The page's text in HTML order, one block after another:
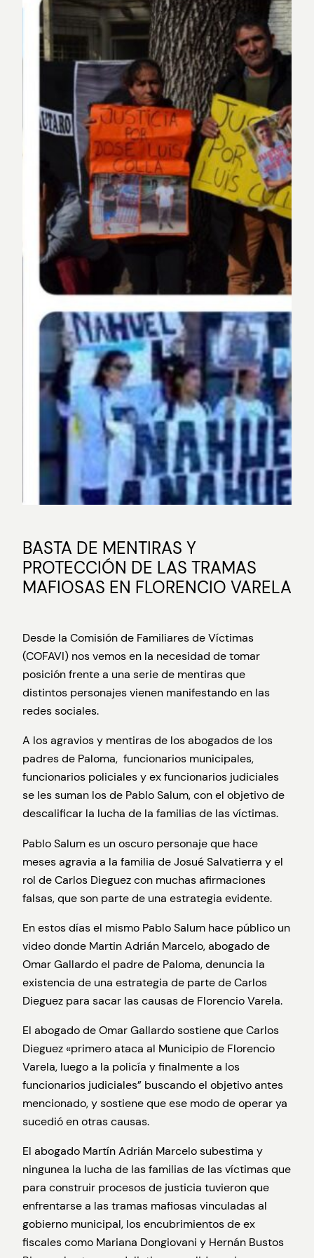
BASTA DE MENTIRAS Y
PROTECCIÓN DE LAS TRAMAS
MAFIOSAS EN FLORENCIO VARELA
Desde la Comisión de Familiares de Víctimas
(COFAVI) nos vemos en la necesidad de tomar
posición frente a una serie de mentiras que
distintos personajes vienen manifestando en las
redes sociales.
A los agravios y mentiras de los abogados de los
padres de Paloma, funcionarios municipales,
funcionarios policiales y ex funcionarios judiciales
se les suman los de Pablo Salum, con el objetivo de
descalificar la lucha de la familias de las víctimas.
Pablo Salum es un oscuro personaje que hace
meses agravia a la familia de Josué Salvatierra y el
rol de Carlos Dieguez con muchas afirmaciones
falsas, que son parte de una estrategia evidente.
En estos días el mismo Pablo Salum hace público un
video donde Martin Adrián Marcelo, abogado de
Omar Gallardo el padre de Paloma, denuncia la
existencia de una estrategia de parte de Carlos
Dieguez para sacar las causas de Florencio Varela.
El abogado de Omar Gallardo sostiene que Carlos
Dieguez «primero ataca al Municipio de Florencio
Varela, luego a la policía y finalmente a los
funcionarios judiciales” buscando el objetivo antes
mencionado, y sostiene que ese modo de operar ya
sucedió en otras causas.
El abogado Martín Adrián Marcelo subestima y
ningunea la lucha de las familias de las víctimas que
para construir procesos de justicia tuvieron que
enfrentarse a las tramas mafiosas vinculadas al
gobierno municipal, los encubrimientos de ex
fiscales como Mariana Dongiovani y Hernán Bustos